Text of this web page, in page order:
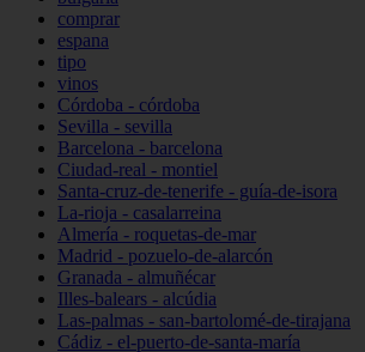
comprar
espana
tipo
vinos
Córdoba - córdoba
Sevilla - sevilla
Barcelona - barcelona
Ciudad-real - montiel
Santa-cruz-de-tenerife - guía-de-isora
La-rioja - casalarreina
Almería - roquetas-de-mar
Madrid - pozuelo-de-alarcón
Granada - almuñécar
Illes-balears - alcúdia
Las-palmas - san-bartolomé-de-tirajana
Cádiz - el-puerto-de-santa-maría